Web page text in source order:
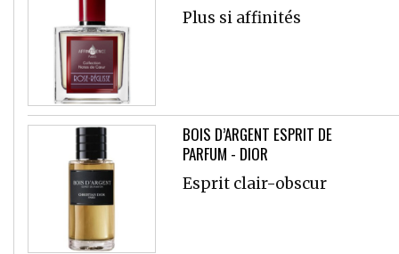
Plus si affinités
BOIS D’ARGENT ESPRIT DE
PARFUM - DIOR
Esprit clair-obscur